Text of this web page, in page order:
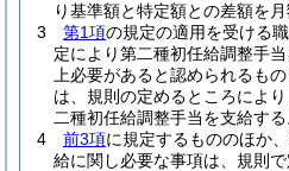
り基準額と特定額との差額を
3
第1項の規定の適用を受ける
定により第二種初任給調整手
上必要があると認められるも
は、規則の定めるところにより
二種初任給調整手当を支給する
4
前3項に規定するもののほか
給に関し必要な事項は、規則で